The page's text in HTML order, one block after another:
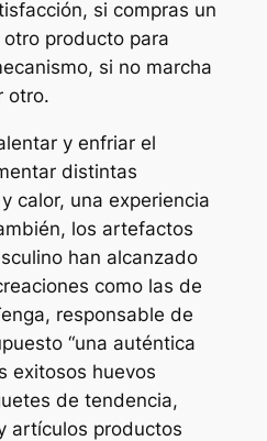
si compras un
producto para
si no marcha
otro.
y enfriar el
distintas
calor, una experiencia
los artefactos
han alcanzado
como las de
responsable de
“una auténtica
exitosos huevos
de tendencia,
artículos productos